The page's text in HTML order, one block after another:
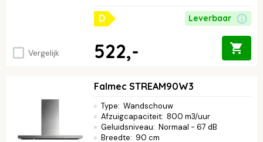
Vergelijk
D Leverbaar
522,-
Falmec STREAM90W3
Type: Wandschouw
Afzuigcapaciteit: 800 m3/uur
Geluidsniveau: Normaal - 67 dB
Breedte: 90 cm